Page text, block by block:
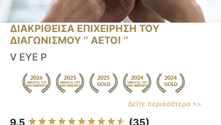
ΔΙΑΚΡΙΘΕΙΣΑ ΕΠΙΧΕΙΡΗΣΗ ΤΟΥ
ΔΙΑΓΩΝΙΣΜΟΥ ‘’ ΑΕΤΟΙ ‘’
V EYE P
Δείτε περισσότερα >>
9.5 (35)